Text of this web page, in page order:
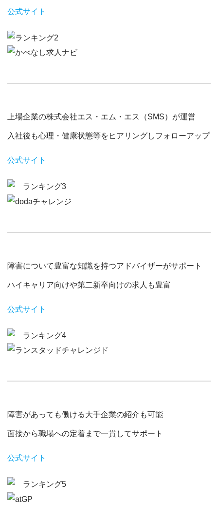
公式サイト
上場企業の株式会社エス・エム・エス（SMS）が運営
入社後も心理・健康状態等をヒアリングしフォローアップ
公式サイト
障害について豊富な知識を持つアドバイザーがサポート
ハイキャリア向けや第二新卒向けの求人も豊富
公式サイト
障害があっても働ける大手企業の紹介も可能
面接から職場への定着まで一貫してサポート
公式サイト